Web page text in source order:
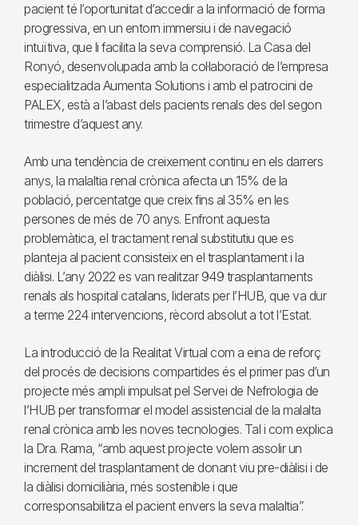
pacient té l’oportunitat d’accedir a la informació de forma
progressiva, en un entorn immersiu i de navegació
intuïtiva, que li facilita la seva comprensió. La Casa del
Ronyó, desenvolupada amb la col·laboració de l’empresa
especialitzada Aumenta Solutions i amb el patrocini de
PALEX, està a l’abast dels pacients renals des del segon
trimestre d’aquest any.
Amb una tendència de creixement continu en els darrers
anys, la malaltia renal crònica afecta un 15% de la
població, percentatge que creix fins al 35% en les
persones de més de 70 anys. Enfront aquesta
problemàtica, el tractament renal substitutiu que es
planteja al pacient consisteix en el trasplantament i la
diàlisi. L’any 2022 es van realitzar 949 trasplantaments
renals als hospital catalans, liderats per l’HUB, que va dur
a terme 224 intervencions, rècord absolut a tot l’Estat.
La introducció de la Realitat Virtual com a eina de reforç
del procés de decisions compartides és el primer pas d’un
projecte més ampli impulsat pel Servei de Nefrologia de
l’HUB per transformar el model assistencial de la malalta
renal crònica amb les noves tecnologies. Tal i com explica
la Dra. Rama, “amb aquest projecte volem assolir un
increment del trasplantament de donant viu pre-diàlisi i de
la diàlisi domiciliària, més sostenible i que
corresponsabilitza el pacient envers la seva malaltia”.